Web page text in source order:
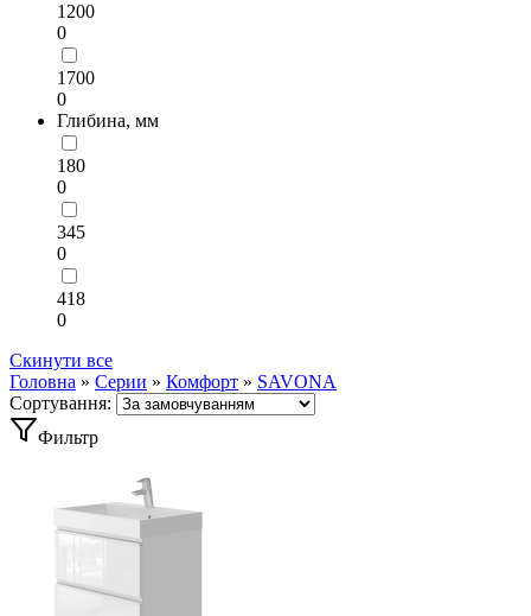
1200
0
1700
0
Глибина, мм
180
0
345
0
418
0
Скинути все
Головна » Серии » Комфорт » SAVONA
Сортування:
Фильтр